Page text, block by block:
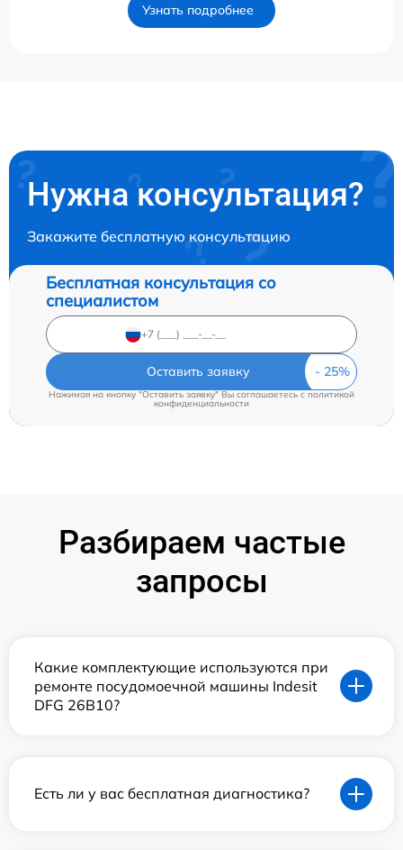
Узнать подробнее
Нужна консультация?
Закажите бесплатную консультацию
Бесплатная консультация со
специалистом
Оставить заявку
Нажимая на кнопку "Оставить заявку" Вы соглашаетесь cполитикой
конфиденциальности
Разбираем частые
запросы
Какие комплектующие используются при
ремонте посудомоечной машины Indesit
DFG 26B10?
Есть ли у вас бесплатная диагностика?